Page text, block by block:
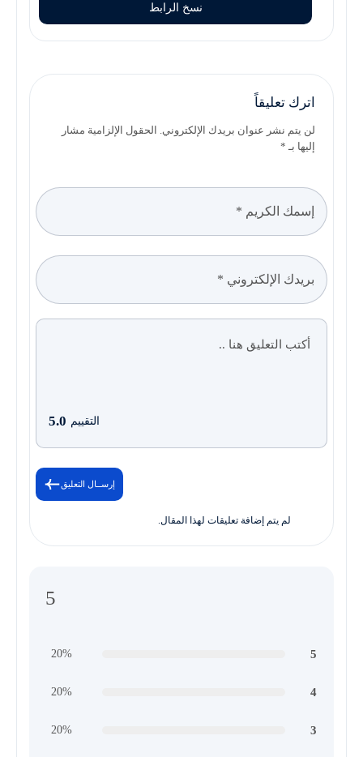
نسخ الرابط
اترك تعليقاً
لن يتم نشر عنوان بريدك الإلكتروني. الحقول الإلزامية مشار
إليها بـ *
التقييم 5.0
إرســال التعليق
لم يتم إضافة تعليقات لهذا المقال.
5
5
20%
4
20%
3
20%